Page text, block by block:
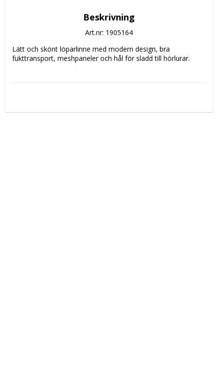
Beskrivning
Art.nr: 1905164
Lätt och skönt löparlinne med modern design, bra
fukttransport, meshpaneler och hål för sladd till hörlurar.